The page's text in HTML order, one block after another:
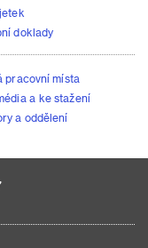
doklady
pracovní místa
a ke stažení
a oddělení